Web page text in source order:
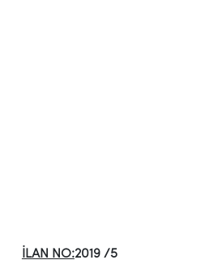
İLAN NO:2019 /5